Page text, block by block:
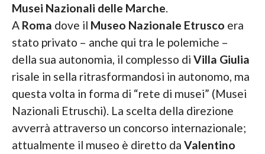
Musei Nazionali delle Marche.
A Roma dove il Museo Nazionale Etrusco era
stato privato – anche qui tra le polemiche –
della sua autonomia, il complesso di Villa Giulia
risale in sella ritrasformandosi in autonomo, ma
questa volta in forma di “rete di musei” (Musei
Nazionali Etruschi). La scelta della direzione
avverrà attraverso un concorso internazionale;
attualmente il museo è diretto da Valentino